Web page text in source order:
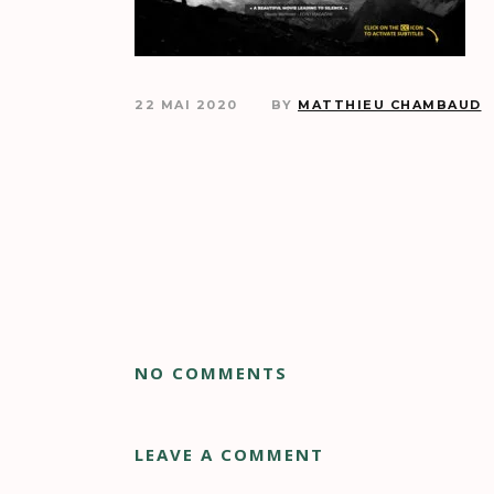
22 MAI 2020 BY MATTHIEU CHAMBAUD
NO COMMENTS
LEAVE A COMMENT